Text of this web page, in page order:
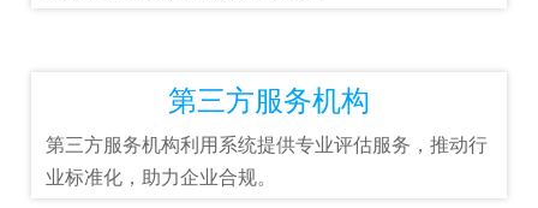
第三方服务机构
第三方服务机构利用系统提供专业评估服务，推动行
业标准化，助力企业合规。